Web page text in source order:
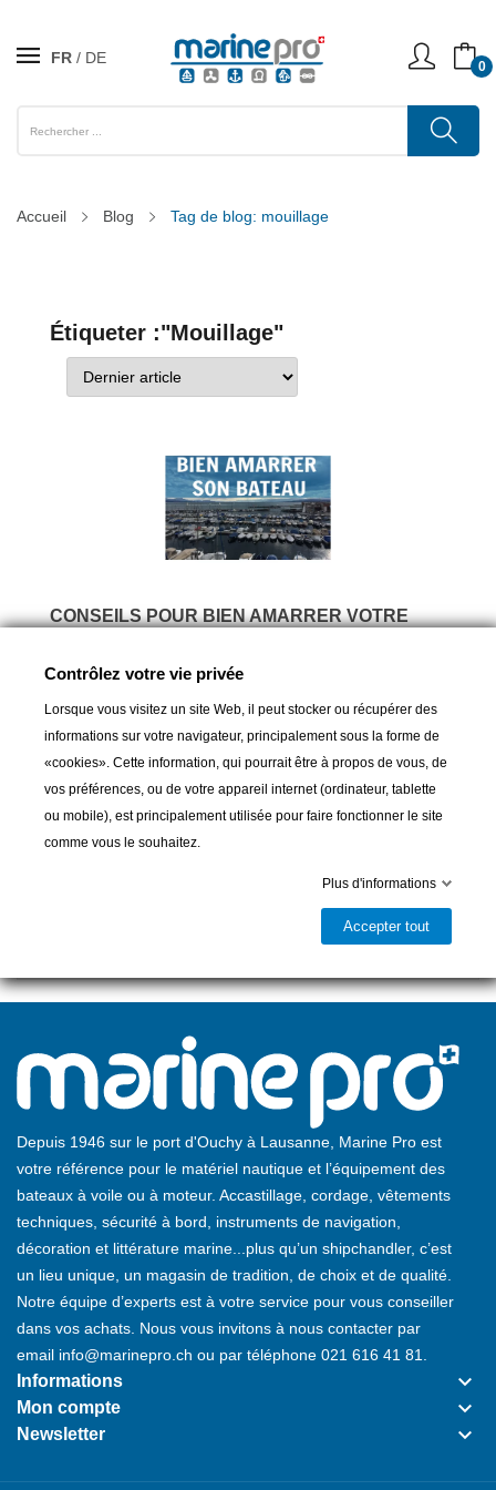
FR DE 0
Accueil Blog Tag de blog: mouillage
Étiqueter :"Mouillage"
CONSEILS POUR BIEN AMARRER VOTRE
Soyons clairs…votre bateau passe la plupart de son
temps au port ou au mouillage …. Il est donc primordial
de savoir comment bien l’amarrer pour le retrouver en
bon état ….
Lire plus
Depuis 1946 sur le port d'Ouchy à Lausanne, Marine Pro est
votre référence pour le matériel nautique et l’équipement des
bateaux à voile ou à moteur. Accastillage, cordage, vêtements
techniques, sécurité à bord, instruments de navigation,
décoration et littérature marine...plus qu’un shipchandler, c’est
un lieu unique, un magasin de tradition, de choix et de qualité.
Notre équipe d’experts est à votre service pour vous conseiller
dans vos achats. Nous vous invitons à nous contacter par
email info@marinepro.ch ou par téléphone 021 616 41 81
Informations keyboard_arrow_down
Mon compte keyboard_arrow_down
Newsletter keyboard_arrow_down
Contrôlez votre vie privée
Lorsque vous visitez un site Web, il peut stocker ou récupérer des
informations sur votre navigateur, principalement sous la forme de
«cookies». Cette information, qui pourrait être à propos de vous, de
vos préférences, ou de votre appareil internet (ordinateur, tablette
ou mobile), est principalement utilisée pour faire fonctionner le site
comme vous le souhaitez.
Plus d'informations
Accepter tout